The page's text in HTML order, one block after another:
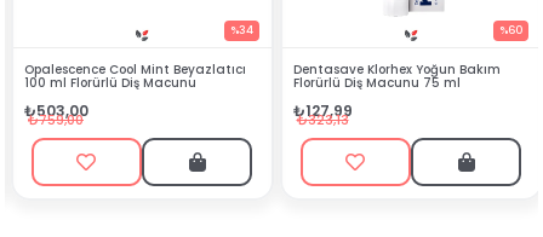
Dentasave Klorhex Yoğun Bakım
Florürlü Diş Macunu 75 ml
₺127,99
₺323,13
Black Berry Bitkisel Sprey 25